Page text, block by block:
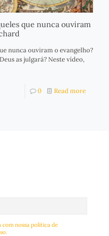
que nunca ouviram
nunca ouviram o evangelho?
as julgará? Neste vídeo,
0 Read more
nossa política de